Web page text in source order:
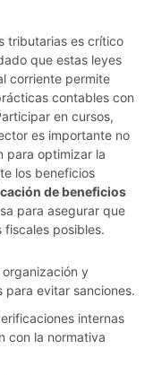
tributarias es crítico
que estas leyes
corriente permite
contables con
en cursos,
es importante no
para optimizar la
los beneficios
de beneficios
para asegurar que
posibles.
organización y
para evitar sanciones.
internas
con la normativa